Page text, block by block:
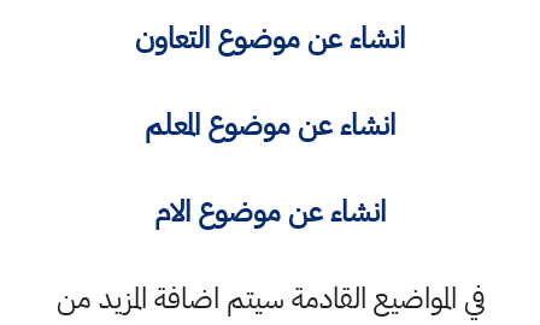
انشاء عن موضوع التعاون
انشاء عن موضوع المعلم
انشاء عن موضوع الام
في المواضيع القادمة سيتم اضافة المزيد من